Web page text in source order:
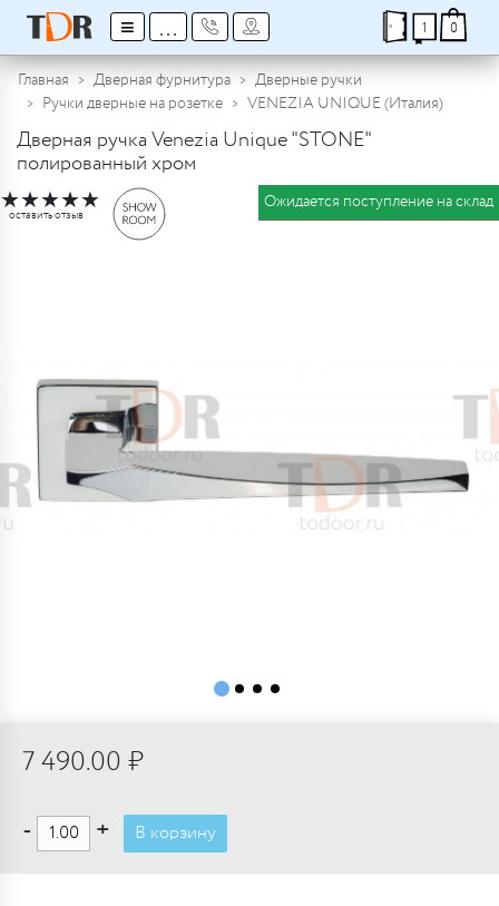
≡ ... 1 0
Главная Дверная фурнитура
Дверные ручки
Ручки дверные на розетке
VENEZIA UNIQUE (Италия)
Дверная ручка Venezia Unique "STONE"
полированный хром
★★★★★
оставить отзыв
Ожидается поступление на склад
7 490.00 ₽
- + В корзину